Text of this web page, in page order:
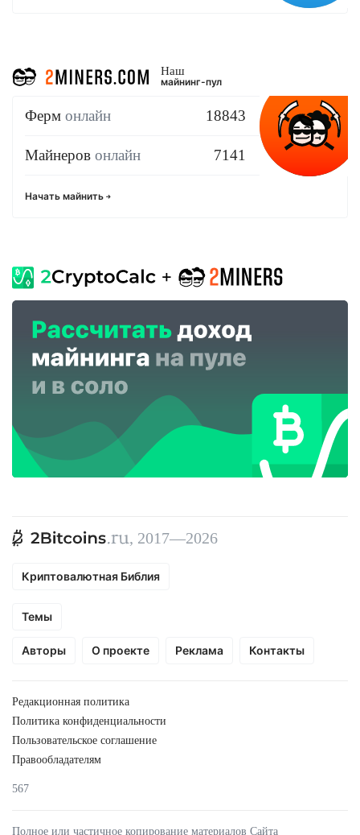
Наш
майнинг-пул
Ферм онлайн 18843
Майнеров онлайн 7141
Начать майнить
, 2017—2026
Криптовалютная Библия
Темы
Авторы О проекте Реклама Контакты
Редакционная политика
Политика конфиденциальности
Пользовательское соглашение
Правообладателям
567
Полное или частичное копирование материалов Сайта